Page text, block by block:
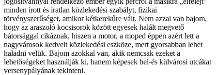
minden írott és íratlan közlekedési szabályt, fizikai
törvényszerűséget, amikor kétkerekűre vált. Nem azzal van bajom,
hogy az araszoló kocsisorok között egyesek halált megvető
bátorsággal cikáznak, hiszen a motor, a moped éppen azért lett a
nagyvárosok kedvelt közlekedési eszköze, mert gyorsabban lehet
haladni velük. Bajom azokkal van, akik nemcsak ezeket a
lehetőségeket használják ki, hanem képesek bel-és külvárosi utcákat
versenypályának tekinteni.